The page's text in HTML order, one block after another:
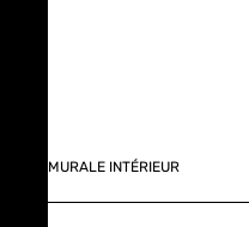
MURALE INTÉRIEUR